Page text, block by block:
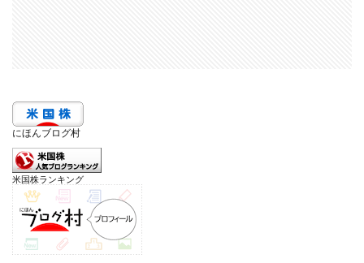
にほんブログ村
米国株ランキング